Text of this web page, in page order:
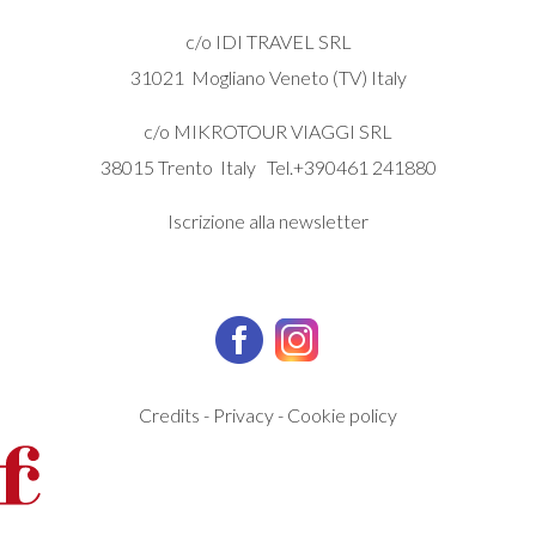
c/o IDI TRAVEL SRL
31021 Mogliano Veneto (TV) Italy
c/o MIKROTOUR VIAGGI SRL
38015 Trento Italy Tel.+390461 241880
Iscrizione alla newsletter
Credits - Privacy- Cookie policy